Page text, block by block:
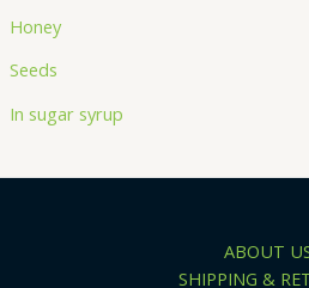
Honey
Seeds
In sugar syrup
ABOUT
SHIPPING &